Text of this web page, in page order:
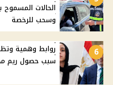
الحالات
وسحب للرخصة
6
روابط وهمية
سبب حصول ريم محمد على 4%